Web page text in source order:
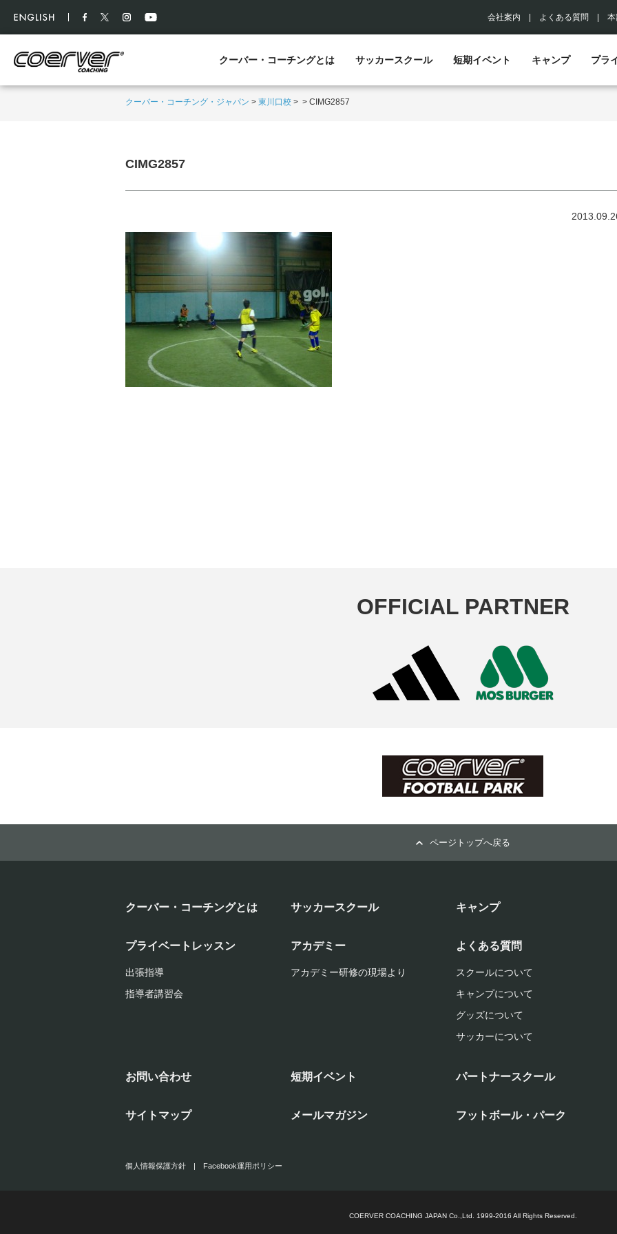
会社案内 よくある質問
クーバー・コーチングとは サッカースクール 短期イベント キャンプ プラ
クーバー・コーチング・ジャパン > 東川口校 > > CIMG2857
CIMG2857
OFFICIAL PARTNER
ページトップへ戻る
クーバー・コーチングとは サッカースクール キャンプ
プライベートレッスン
出張指導
指導者講習会
アカデミー
アカデミー研修の現場より
よくある質問
スクールについて
キャンプについて
グッズについて
サッカーについて
お問い合わせ 短期イベント パートナースクール
サイトマップ メールマガジン フットボール・パーク
個人情報保護方針 | Facebook運用ポリシー
COERVER COACHING JAPAN Co.,Ltd. 1999-2016 All Rights Reserved.